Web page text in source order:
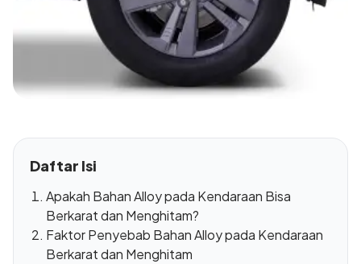
Daftar Isi
Apakah Bahan Alloy pada Kendaraan Bisa
Berkarat dan Menghitam?
Faktor Penyebab Bahan Alloy pada Kendaraan
Berkarat dan Menghitam